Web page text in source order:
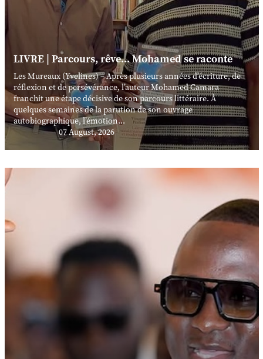
LIVRE | Parcours, rêve... Mohamed se raconte
Les Mureaux (Yvelines) – Après plusieurs années d’écriture, de
réflexion et de persévérance, l’auteur Mohamed Camara
franchit une étape décisive de son parcours littéraire. À
quelques semaines de la parution de son ouvrage
autobiographique, l’émotion...
07 August, 2026